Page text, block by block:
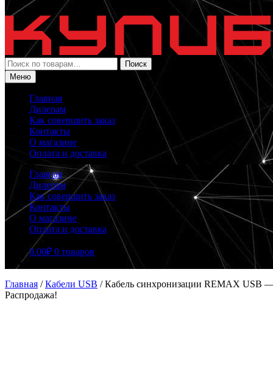
Искать:
Поиск
Меню
Главная
Дилерам
Как совершить заказ
Контакты
О магазине
Оплата и доставка
Главная
Дилерам
Как совершить заказ
Контакты
О магазине
Оплата и доставка
0.00₽ 0 товаров
Главная /Кабели USB /Кабель синхронизации REMAX USB
Распродажа!